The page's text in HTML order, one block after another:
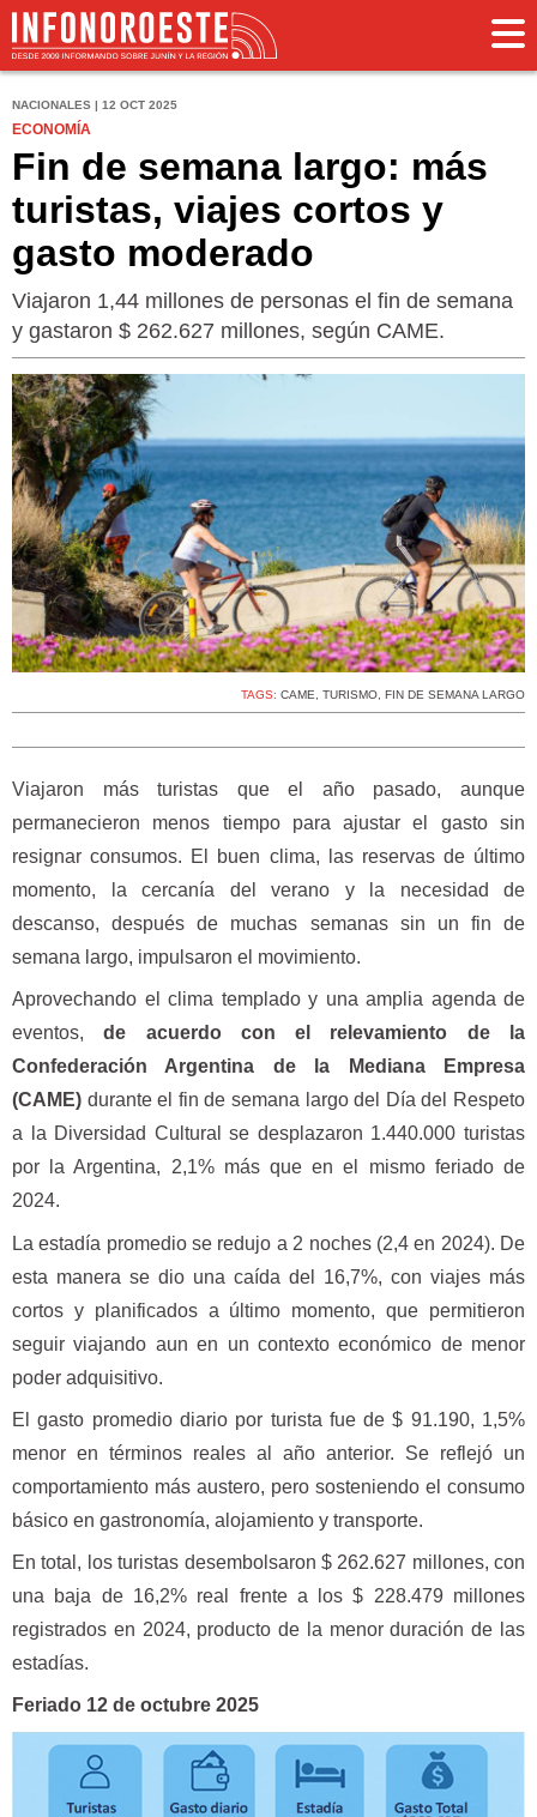
NACIONALES | 12 OCT 2025
ECONOMÍA
Fin de semana largo: más
turistas, viajes cortos y
gasto moderado
Viajaron 1,44 millones de personas el fin de semana
y gastaron $ 262.627 millones, según CAME.
TAGS: CAME, TURISMO, FIN DE SEMANA LARGO
Viajaron más turistas que el año pasado, aunque
permanecieron menos tiempo para ajustar el gasto sin
resignar consumos. El buen clima, las reservas de último
momento, la cercanía del verano y la necesidad de
descanso, después de muchas semanas sin un fin de
semana largo, impulsaron el movimiento.
Aprovechando el clima templado y una amplia agenda de
eventos,de acuerdo con el relevamiento de la
Confederación Argentina de la Mediana Empresa
(CAME) durante el fin de semana largo del Día del Respeto
a la Diversidad Cultural se desplazaron 1.440.000 turistas
por la Argentina, 2,1% más que en el mismo feriado de
2024.
La estadía promedio se redujo a 2 noches (2,4 en 2024). De
esta manera se dio una caída del 16,7%, con viajes más
cortos y planificados a último momento, que permitieron
seguir viajando aun en un contexto económico de menor
poder adquisitivo.
El gasto promedio diario por turista fue de $ 91.190, 1,5%
menor en términos reales al año anterior. Se reflejó un
comportamiento más austero, pero sosteniendo el consumo
básico en gastronomía, alojamiento y transporte.
En total, los turistas desembolsaron $ 262.627 millones, con
una baja de 16,2% real frente a los $ 228.479 millones
registrados en 2024, producto de la menor duración de las
estadías.
Feriado 12 de octubre 2025